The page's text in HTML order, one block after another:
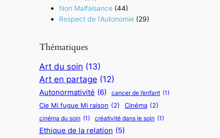
Non Malfaisance(44)
Respect de l'Autonomie(29)
Thématiques
Art du soin (13)
Art en partage (12)
Autonormativité (6) cancer de l’enfant (1)
Cie Mi fugue Mi raison (2) Cinéma (2)
cinéma du soin (1) créativité dans le soin (1)
Ethique de la relation (5)